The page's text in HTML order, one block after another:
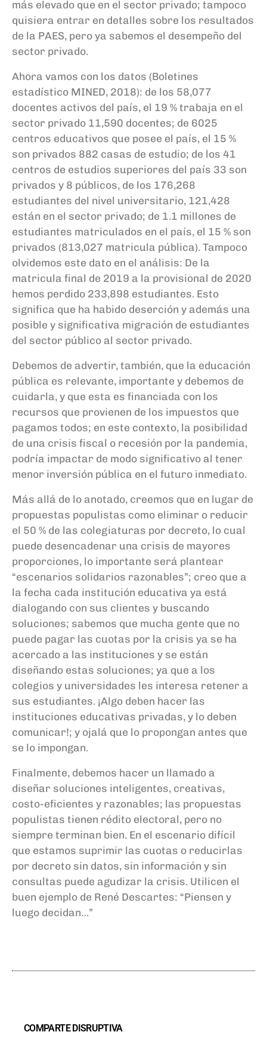
más elevado que en el sector privado; tampoco
quisiera entrar en detalles sobre los resultados
de la PAES, pero ya sabemos el desempeño del
sector privado.
Ahora vamos con los datos (Boletines
estadístico MINED, 2018): de los 58,077
docentes activos del país, el 19 % trabaja en el
sector privado 11,590 docentes; de 6025
centros educativos que posee el país, el 15 %
son privados 882 casas de estudio; de los 41
centros de estudios superiores del país 33 son
privados y 8 públicos, de los 176,268
estudiantes del nivel universitario, 121,428
están en el sector privado; de 1.1 millones de
estudiantes matriculados en el país, el 15 % son
privados (813,027 matricula pública). Tampoco
olvidemos este dato en el análisis: De la
matricula final de 2019 a la provisional de 2020
hemos perdido 233,898 estudiantes. Esto
significa que ha habido deserción y además una
posible y significativa migración de estudiantes
del sector público al sector privado.
Debemos de advertir, también, que la educación
pública es relevante, importante y debemos de
cuidarla, y que esta es financiada con los
recursos que provienen de los impuestos que
pagamos todos; en este contexto, la posibilidad
de una crisis fiscal o recesión por la pandemia,
podría impactar de modo significativo al tener
menor inversión pública en el futuro inmediato.
Más allá de lo anotado, creemos que en lugar de
propuestas populistas como eliminar o reducir
el 50 % de las colegiaturas por decreto, lo cual
puede desencadenar una crisis de mayores
proporciones, lo importante será plantear
“escenarios solidarios razonables”; creo que a
la fecha cada institución educativa ya está
dialogando con sus clientes y buscando
soluciones; sabemos que mucha gente que no
puede pagar las cuotas por la crisis ya se ha
acercado a las instituciones y se están
diseñando estas soluciones; ya que a los
colegios y universidades les interesa retener a
sus estudiantes. ¡Algo deben hacer las
instituciones educativas privadas, y lo deben
comunicar!; y ojalá que lo propongan antes que
se lo impongan.
Finalmente, debemos hacer un llamado a
diseñar soluciones inteligentes, creativas,
costo-eficientes y razonables; las propuestas
populistas tienen rédito electoral, pero no
siempre terminan bien. En el escenario difícil
que estamos suprimir las cuotas o reducirlas
por decreto sin datos, sin información y sin
consultas puede agudizar la crisis. Utilicen el
buen ejemplo de René Descartes: “Piensen y
luego decidan…”
COMPARTE DISRUPTIVA